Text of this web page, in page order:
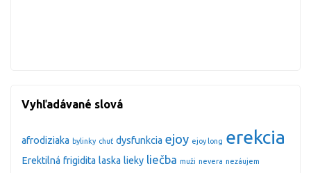
Vyhľadávané slová
afrodiziaka bylinky chuť dysfunkcia ejoy ejoy long erekcia
Erektilná frigidita laska lieky liečba muži nevera nezáujem